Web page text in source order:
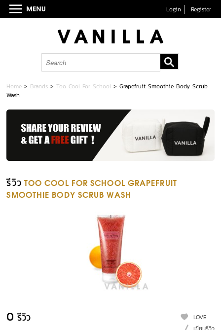
Login Register
Home > Brands >Too Cool For School >Grapefruit Smoothie Body Scrub
Wash
รีวิว TOO COOL FOR SCHOOL GRAPEFRUIT
SMOOTHIE BODY SCRUB WASH
0 รีวิว
LOVE